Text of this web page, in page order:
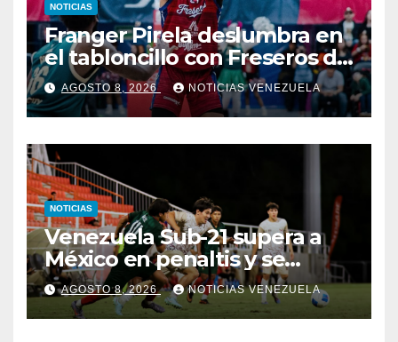
NOTICIAS
Franger Pirela deslumbra en
el tabloncillo con Freseros de
Irapuato
AGOSTO 8, 2026 NOTICIAS VENEZUELA
NOTICIAS
Venezuela Sub-21 supera a
México en penaltis y se
adjudica el oro
AGOSTO 8, 2026 NOTICIAS VENEZUELA